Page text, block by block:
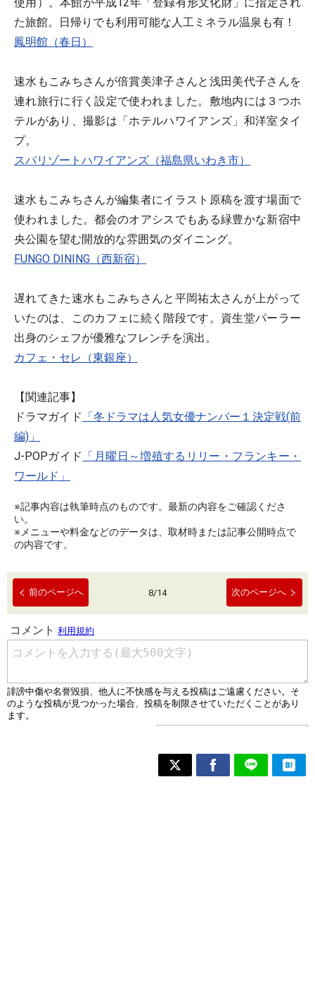
た旅館。日帰りでも利用可能な人工ミネラル温泉も有！
鳳明館（春日）
速水もこみちさんが倍賞美津子さんと浅田美代子さんを
連れ旅行に行く設定で使われました。敷地内には３つホ
テルがあり、撮影は「ホテルハワイアンズ」和洋室タイ
プ。
スパリゾートハワイアンズ（福島県いわき市）
速水もこみちさんが編集者にイラスト原稿を渡す場面で
使われました。都会のオアシスでもある緑豊かな新宿中
央公園を望む開放的な雰囲気のダイニング。
FUNGO DINING（西新宿）
遅れてきた速水もこみちさんと平岡祐太さんが上がって
いたのは、このカフェに続く階段です。資生堂パーラー
出身のシェフが優雅なフレンチを演出。
カフェ・セレ（東銀座）
【関連記事】
ドラマガイド 「冬ドラマは人気女優ナンバー１決定戦(前
編)」
J-POPガイド 「月曜日～増殖するリリー・フランキー・
ワールド」
※記事内容は執筆時点のものです。最新の内容をご確認くださ
い。
※メニューや料金などのデータは、取材時または記事公開時点で
の内容です。
前のページへ 8/14 次のページへ